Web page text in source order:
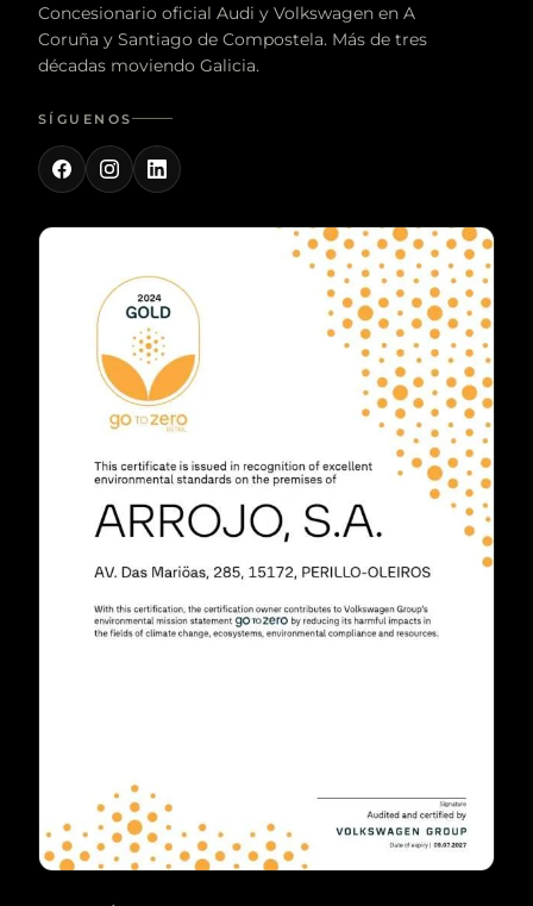
Concesionario oficial Audi y Volkswagen en A
Coruña y Santiago de Compostela. Más de tres
décadas moviendo Galicia.
SÍGUENOS